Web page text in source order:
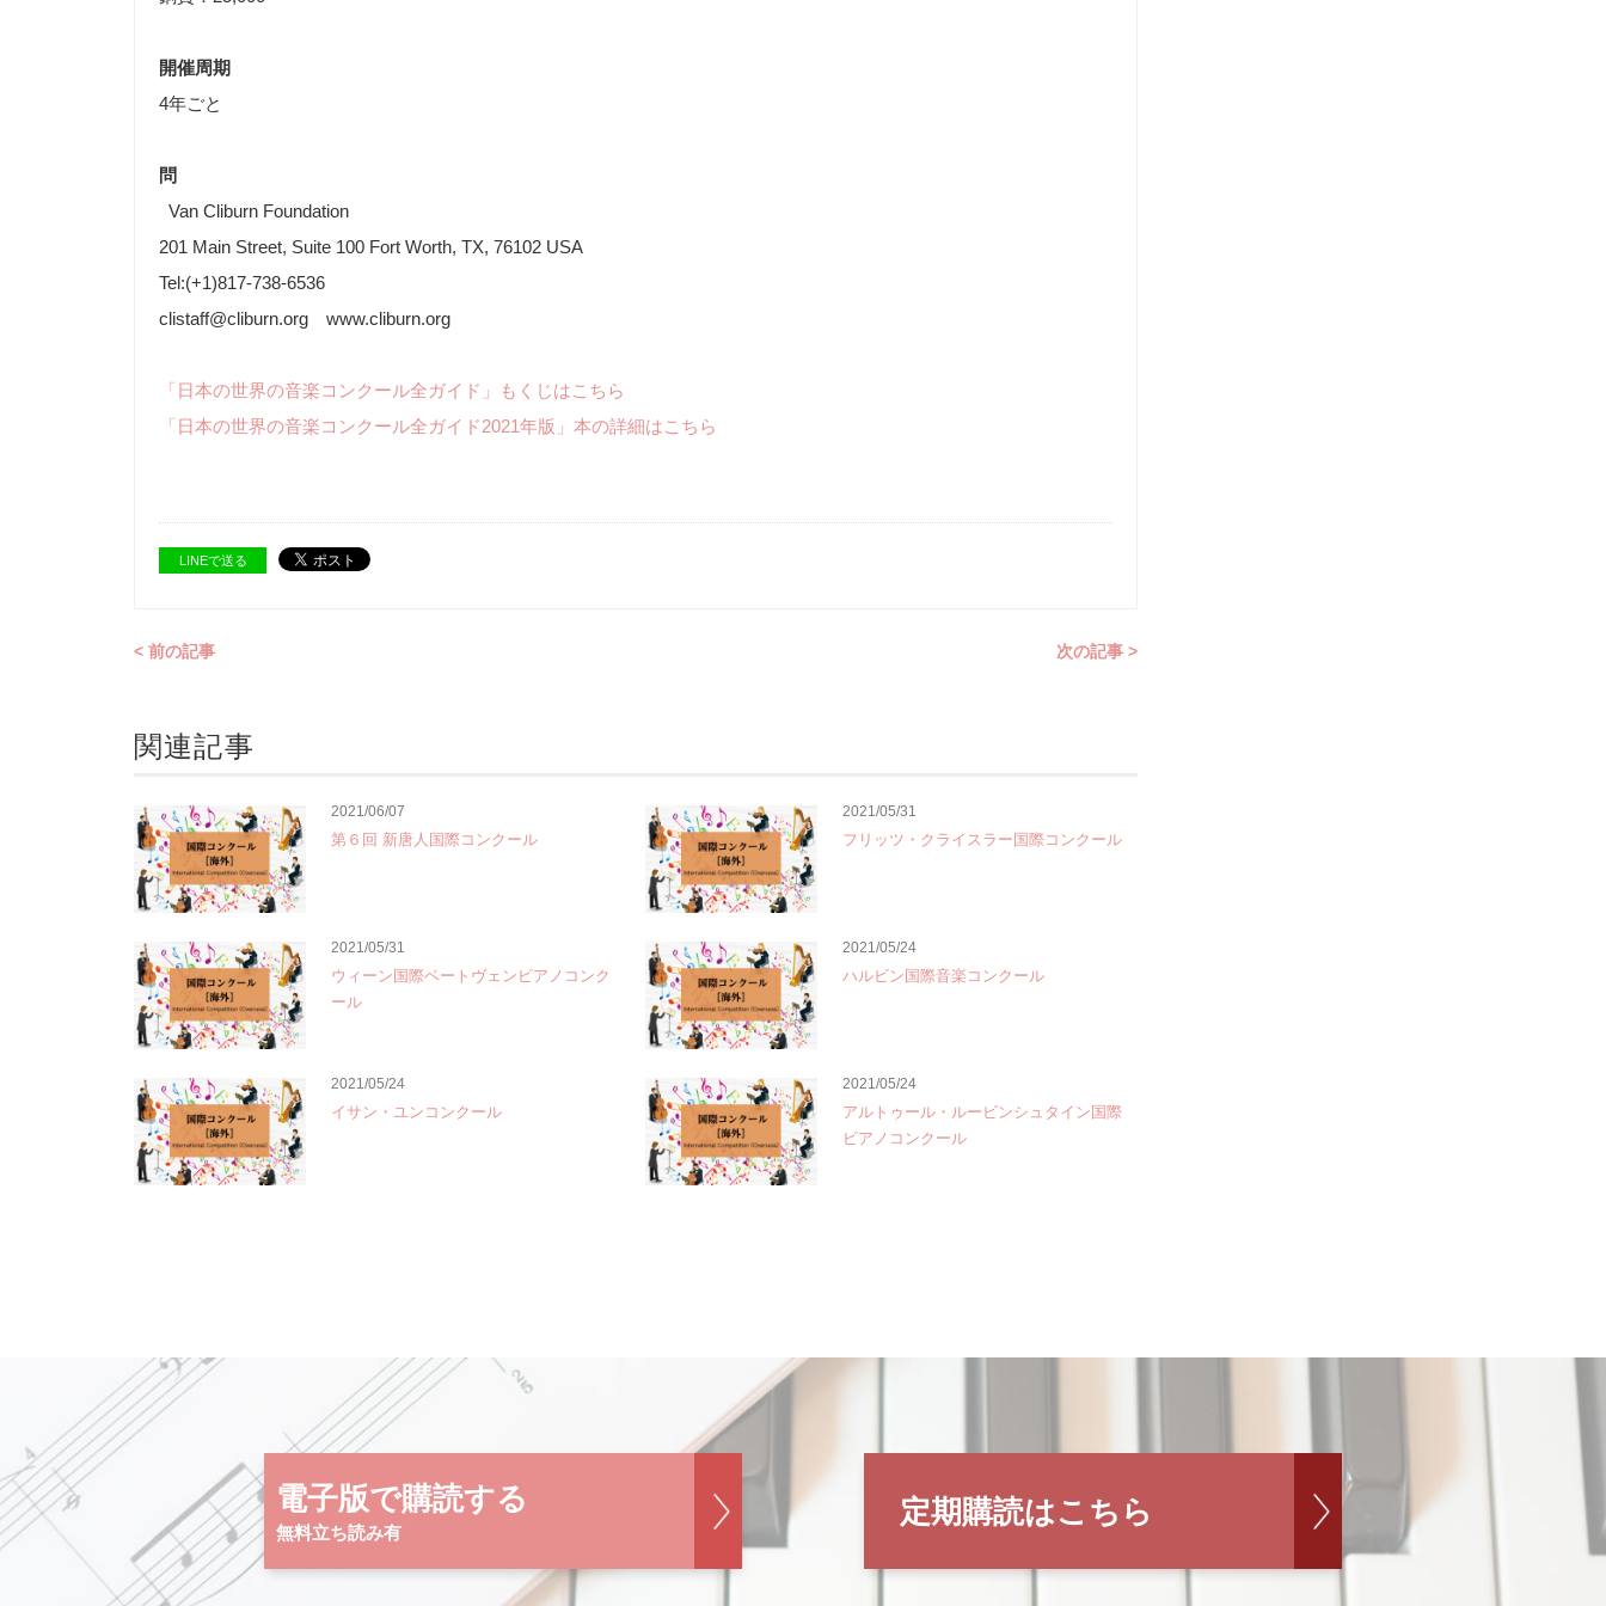
開催周期
4年ごと
問
Van Cliburn Foundation
201 Main Street, Suite 100 Fort Worth, TX, 76102 USA
Tel:(+1)817-738-6536
clistaff@cliburn.org www.cliburn.org
「日本の世界の音楽コンクール全ガイド」もくじはこちら
「日本の世界の音楽コンクール全ガイド2021年版」本の詳細はこちら
LINEで送る
< 前の記事 次の記事 >
関連記事
2021/06/07
第６回 新唐人国際コンクール
2021/05/31
フリッツ・クライスラー国際コンクール
2021/05/31
ウィーン国際ベートヴェンピアノコンク
ール
2021/05/24
ハルビン国際音楽コンクール
2021/05/24
イサン・ユンコンクール
2021/05/24
アルトゥール・ルービンシュタイン国際
ピアノコンクール
電子版で購読する
無料立ち読み有
定期購読はこちら